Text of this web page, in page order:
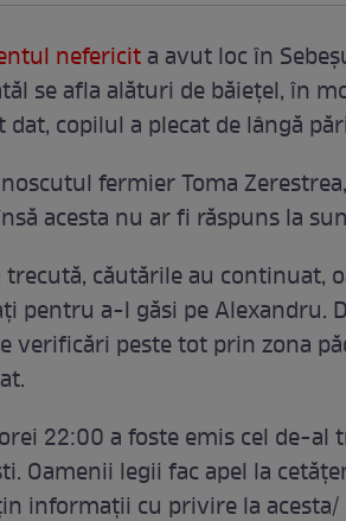
nefericita avut loc în
se afla alături de băiețel, în
copilul a plecat de lângă
fermier Toma
acesta nu ar fi răspuns la
trecută, căutările au continuat,
pentru a-l găsi pe Alexandru.
verificări peste tot prin zona
22:00 a foste emis cel de-al
Oamenii legii fac apel la
informații cu privire la acesta/